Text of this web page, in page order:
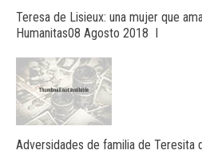
Teresa de Lisieux: una mujer que
Humanitas08 Agosto 2018 I
Adversidades de familia de Teresita